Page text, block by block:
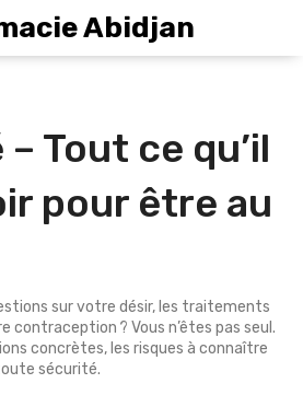
Abidjan
Tout ce qu’il
pour être au
sur votre désir, les traitements
contraception ? Vous n’êtes pas seul.
concrètes, les risques à connaître
sécurité.